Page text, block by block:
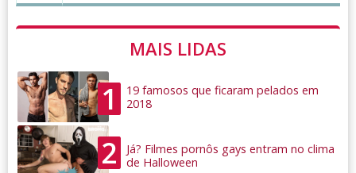
MAIS LIDAS
1
19 famosos que ficaram pelados em
2018
2
Já? Filmes pornôs gays entram no clima
de Halloween